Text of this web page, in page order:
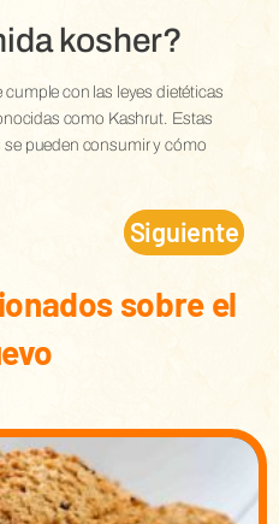
kosher?
cumple con las leyes dietéticas
como Kashrut. Estas
se pueden consumir y cómo
Siguiente
sobre el